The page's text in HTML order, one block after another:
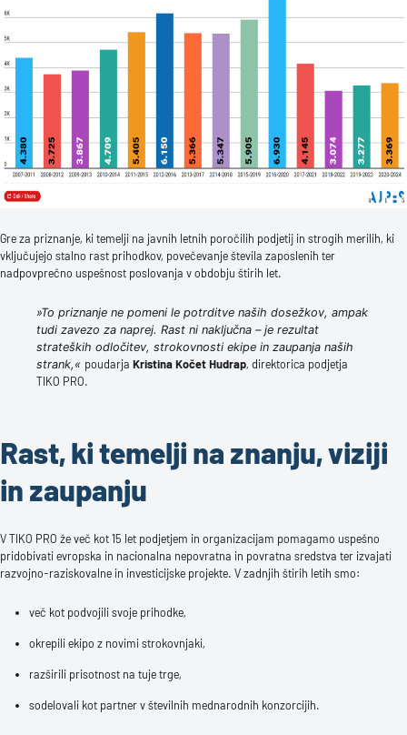
Gre za priznanje, ki temelji na javnih letnih poročilih podjetij in strogih merilih, ki
vključujejo stalno rast prihodkov, povečevanje števila zaposlenih ter
nadpovprečno uspešnost poslovanja v obdobju štirih let.
»To priznanje ne pomeni le potrditve naših dosežkov, ampak
tudi zavezo za naprej. Rast ni naključna – je rezultat
strateških odločitev, strokovnosti ekipe in zaupanja naših
strank,« poudarja Kristina Kočet Hudrap, direktorica podjetja
TIKO PRO.
Rast, ki temelji na znanju, viziji
in zaupanju
V TIKO PRO že več kot 15 let podjetjem in organizacijam pomagamo uspešno
pridobivati evropska in nacionalna nepovratna in povratna sredstva ter izvajati
razvojno-raziskovalne in investicijske projekte. V zadnjih štirih letih smo:
več kot podvojili svoje prihodke,
okrepili ekipo z novimi strokovnjaki,
razširili prisotnost na tuje trge,
sodelovali kot partner v številnih mednarodnih konzorcijih.